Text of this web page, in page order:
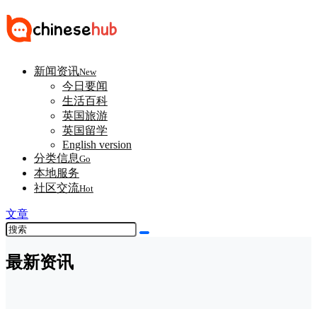
新闻资讯New
今日要闻
生活百科
英国旅游
英国留学
English version
分类信息Go
本地服务
社区交流Hot
文章
最新资讯